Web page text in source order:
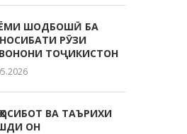
ШОДБОШӢ БА
РӮЗИ
ТОҶИКИСТОН
ВА ТАЪРИХИ
ОН